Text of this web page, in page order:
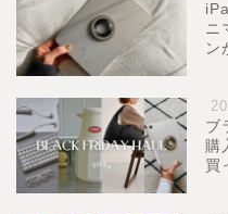
ニ
ン
ブ
購
買